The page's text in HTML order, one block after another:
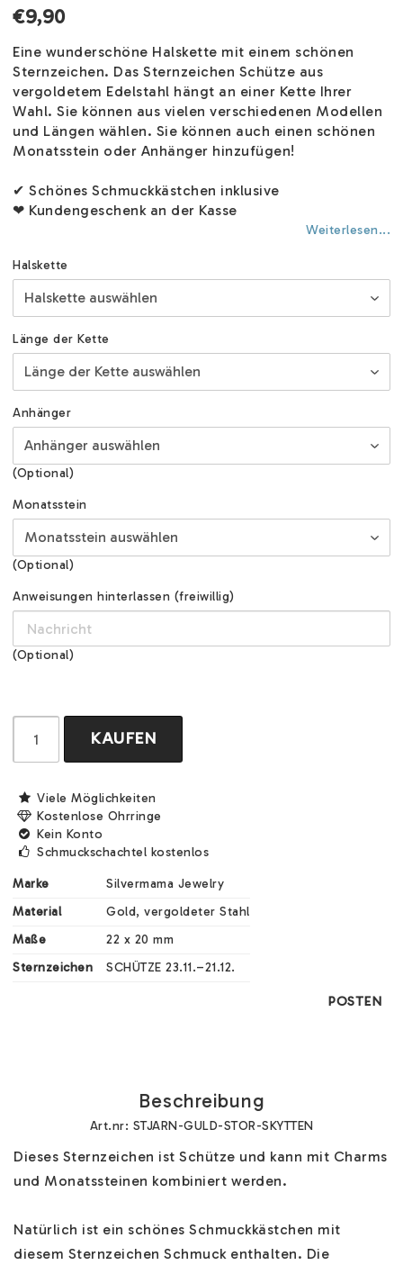
€9,90
Eine wunderschöne Halskette mit einem schönen
Sternzeichen. Das Sternzeichen Schütze aus
vergoldetem Edelstahl hängt an einer Kette Ihrer
Wahl. Sie können aus vielen verschiedenen Modellen
und Längen wählen. Sie können auch einen schönen
Monatsstein oder Anhänger hinzufügen!
✔ Schönes Schmuckkästchen inklusive
❤ Kundengeschenk an der Kasse
Weiterlesen...
Halskette
Länge der Kette
Anhänger
(Optional)
Monatsstein
(Optional)
Anweisungen hinterlassen (freiwillig)
(Optional)
KAUFEN
Viele Möglichkeiten
Kostenlose Ohrringe
Kein Konto
Schmuckschachtel kostenlos
Marke
Silvermama Jewelry
Material
Gold, vergoldeter Stahl
Maße
22 x 20 mm
Sternzeichen
SCHÜTZE 23.11.–21.12.
POSTEN
Beschreibung
Art.nr: STJARN-GULD-STOR-SKYTTEN
Dieses Sternzeichen ist Schütze und kann mit Charms
und Monatssteinen kombiniert werden.
Natürlich ist ein schönes Schmuckkästchen mit
diesem Sternzeichen Schmuck enthalten. Die